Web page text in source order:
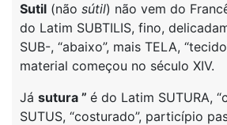
Sutil (não sútil) não vem do
do Latim SUBTILIS, fino,
SUB-, “abaixo”, mais TELA,
material começou no século XIV.
Já sutura ” é do Latim SUTURA,
SUTUS, “costurado”, particípio